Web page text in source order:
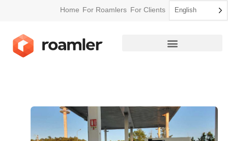
Home For Roamlers For Clients English